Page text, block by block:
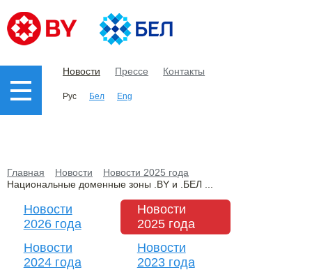
Новости Прессе Контакты
Рус Бел Eng
Главная Новости
Новости 2025 года
Национальные доменные зоны .BY и .БЕЛ ...
Новости
2026 года
Новости
2025 года
Новости
2024 года
Новости
2023 года